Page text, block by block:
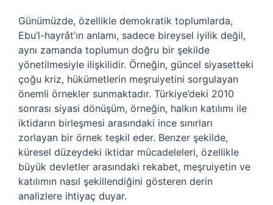
Günümüzde, özellikle demokratik toplumlarda,
Ebu’l-hayrât’ın anlamı, sadece bireysel iyilik değil,
aynı zamanda toplumun doğru bir şekilde
yönetilmesiyle ilişkilidir. Örneğin, güncel siyasetteki
çoğu kriz, hükümetlerin meşruiyetini sorgulayan
önemli örnekler sunmaktadır. Türkiye’deki 2010
sonrası siyasi dönüşüm, örneğin, halkın katılımı ile
iktidarın birleşmesi arasındaki ince sınırları
zorlayan bir örnek teşkil eder. Benzer şekilde,
küresel düzeydeki iktidar mücadeleleri, özellikle
büyük devletler arasındaki rekabet, meşruiyetin ve
katılımın nasıl şekillendiğini gösteren derin
analizlere ihtiyaç duyar.